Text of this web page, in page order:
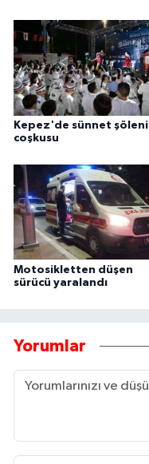
Kepez'de sünnet şöleni
coşkusu
Motosikletten düşen
sürücü yaralandı
Yorumlar